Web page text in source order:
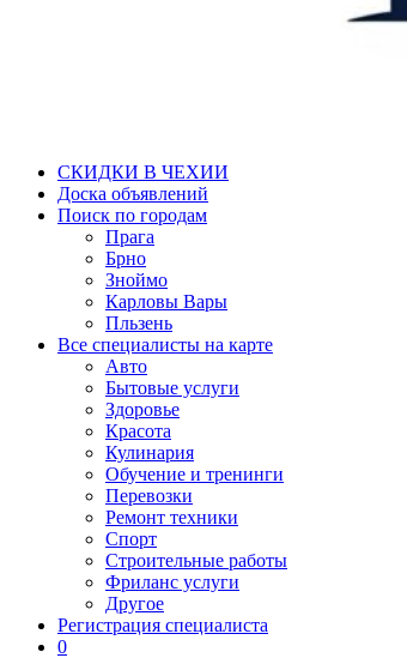
СКИДКИ В ЧЕХИИ
Доска объявлений
Поиск по городам
Прага
Брно
Зноймо
Карловы Вары
Пльзень
Все специалисты на карте
Авто
Бытовые услуги
Здоровье
Красота
Кулинария
Обучение и тренинги
Перевозки
Ремонт техники
Спорт
Строительные работы
Фриланс услуги
Другое
Регистрация специалиста
0